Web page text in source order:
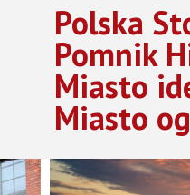
Polska
Pomnik
Miasto
Miasto